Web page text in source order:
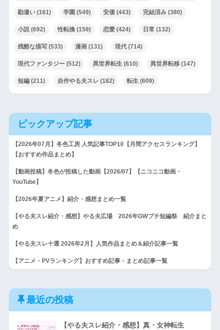
勘違い(161) 学園 (549) 安価(443) 完結済み(380)
小説(692) 性転換(159) 恋愛(424) 日常 (132)
残酷な描写(533) 漫画(131) 現代(714)
現代ファンタジー(512) 異世界転生(610) 異世界転移(147)
短編(211) 自作やる夫スレ (182) 転生(609)
ピックアップ記事
【2026年07月】冬色工房 人気記事TOP10【月間アクセスランキング】
【おすすめ作品まとめ】
【動画投稿】冬色が投稿した動画【2026/07】【ニコニコ動画・
YouTube】
【2026年夏アニメ】紹介・感想まとめ一覧
【やる夫スレ紹介・感想】やる夫広場 2026年GWプチ短編祭 紹介まと
め
【やる夫スレ十選 2026年2月】人気作品まとめ＆紹介記事一覧
【アニメ・PVランキング】おすすめ記事・まとめ記事一覧
最近の投稿
【やる夫スレ紹介・感想】真・女神転生